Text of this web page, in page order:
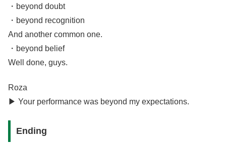
・beyond doubt
・beyond recognition
And another common one.
・beyond belief
Well done, guys.
Roza
▶︎ Your performance was beyond my expectations.
Ending